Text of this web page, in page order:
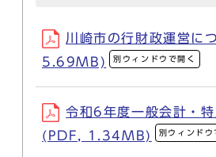
川崎市の行財政運営に
5.69MB)
別ウィンドウで開く
令和6年度一般会計・
(PDF, 1.34MB)
別ウィンドウ